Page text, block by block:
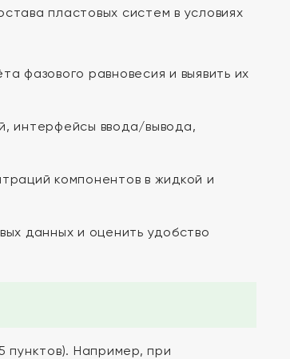
пластовых систем в условиях
фазового равновесия и выявить их
интерфейсы ввода/вывода,
компонентов в жидкой и
данных и оценить удобство
пунктов). Например, при